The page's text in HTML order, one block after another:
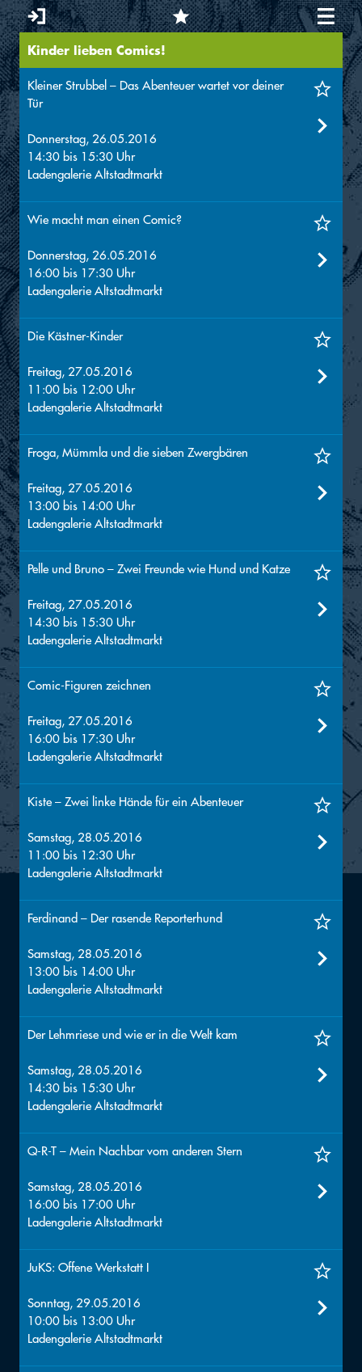
Sie sind hier
Kinder lieben Comics!
Kleiner Strubbel – Das Abenteuer wartet vor deiner
Tür
Donnerstag, 26.05.2016
14:30 bis 15:30 Uhr
Ladengalerie Altstadtmarkt
Wie macht man einen Comic?
Donnerstag, 26.05.2016
16:00 bis 17:30 Uhr
Ladengalerie Altstadtmarkt
Die Kästner-Kinder
Freitag, 27.05.2016
11:00 bis 12:00 Uhr
Ladengalerie Altstadtmarkt
Froga, Mümmla und die sieben Zwergbären
Freitag, 27.05.2016
13:00 bis 14:00 Uhr
Ladengalerie Altstadtmarkt
Pelle und Bruno – Zwei Freunde wie Hund und Katze
Freitag, 27.05.2016
14:30 bis 15:30 Uhr
Ladengalerie Altstadtmarkt
Comic-Figuren zeichnen
Freitag, 27.05.2016
16:00 bis 17:30 Uhr
Ladengalerie Altstadtmarkt
Kiste – Zwei linke Hände für ein Abenteuer
Samstag, 28.05.2016
11:00 bis 12:30 Uhr
Ladengalerie Altstadtmarkt
Ferdinand – Der rasende Reporterhund
Samstag, 28.05.2016
13:00 bis 14:00 Uhr
Ladengalerie Altstadtmarkt
Der Lehmriese und wie er in die Welt kam
Samstag, 28.05.2016
14:30 bis 15:30 Uhr
Ladengalerie Altstadtmarkt
Q-R-T – Mein Nachbar vom anderen Stern
Samstag, 28.05.2016
16:00 bis 17:00 Uhr
Ladengalerie Altstadtmarkt
JuKS: Offene Werkstatt I
Sonntag, 29.05.2016
10:00 bis 13:00 Uhr
Ladengalerie Altstadtmarkt